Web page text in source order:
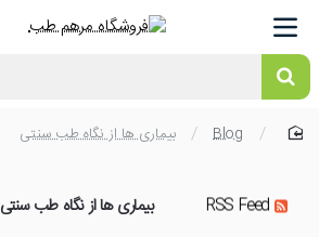
home
Blog بیماری ها از نگاه طب سنتی
بیماری ها از نگاه طب سنتی RSS Feed